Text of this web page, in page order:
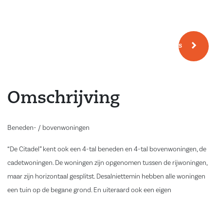
Meer fotos
Omschrijving
Beneden- / bovenwoningen
“De Citadel” kent ook een 4-tal beneden en 4-tal bovenwoningen, de
cadetwoningen. De woningen zijn opgenomen tussen de rijwoningen,
maar zijn horizontaal gesplitst. Desalniettemin hebben alle woningen
een tuin op de begane grond. En uiteraard ook een eigen